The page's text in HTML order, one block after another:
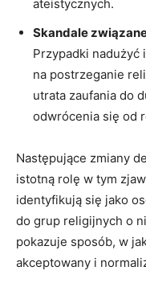
ateistycznych.
Skandale
Przypadki nadużyć
na postrzeganie
utrata zaufania do
odwrócenia się od
Następujące zmiany
‌istotną rolę w tym
identyfikują się jako
do grup religijnych o
pokazuje sposób, w
akceptowany i